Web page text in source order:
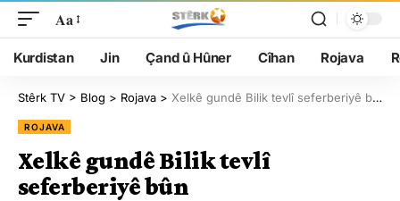
Aa
Kurdistan Jin Çand û Hûner Cîhan Rojava
Stêrk TV > Blog > Rojava > Xelkê gundê Bilik tevlî seferberiyê bûn
ROJAVA
Xelkê gundê Bilik tevlî
seferberiyê bûn